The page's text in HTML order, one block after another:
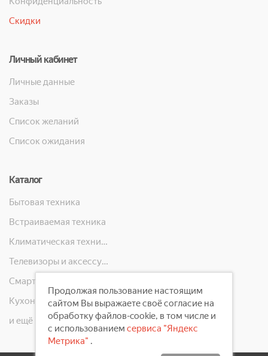
Скидки
Личный кабинет
Личные данные
Заказы
Список желаний
Список ожидания
Каталог
Бытовая техника
Встраиваемая техника
Климатическая техника
Телевизоры и аксессуары
Кухонная техника
и ещё 10 категорий
Продолжая пользование настоящим
сайтом Вы выражаете своё согласие на
обработку файлов-cookie, в том числе и
с использованием сервиса "Яндекс
Метрика" .